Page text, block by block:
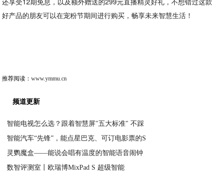
好产品的朋友可以在宠粉节期间进行购买，畅享未来智慧生活！
推荐阅读：www.ymmu.cn
频道更新
智能电视怎么选？跟着智慧屏"五大标准" 不踩
智能汽车“先锋”，能点星巴克、可订电影票的S
灵鹦魔盒——能说会唱有温度的智能语音闹钟
数智评测室丨欧瑞博MixPad S 超级智能